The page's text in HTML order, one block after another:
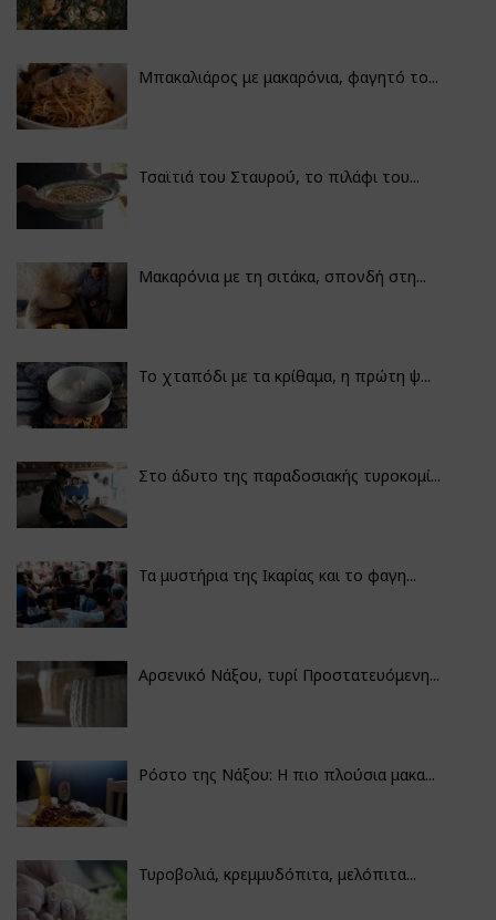
Μπακαλιάρος με μακαρόνια, φαγητό το...
Τσαϊτιά του Σταυρού, το πιλάφι του...
Μακαρόνια με τη σιτάκα, σπονδή στη...
Το χταπόδι με τα κρίθαμα, η πρώτη ψ...
Στο άδυτο της παραδοσιακής τυροκομί...
Τα μυστήρια της Ικαρίας και το φαγη...
Αρσενικό Νάξου, τυρί Προστατευόμενη...
Ρόστο της Νάξου: Η πιο πλούσια μακα...
Τυροβολιά, κρεμμυδόπιτα, μελόπιτα...